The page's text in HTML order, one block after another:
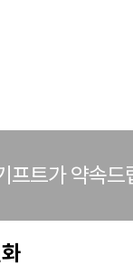
프트가 약속드